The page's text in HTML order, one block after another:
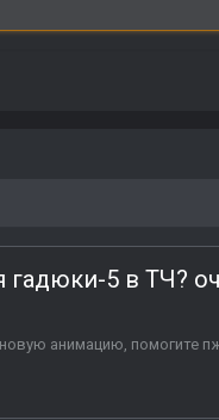
5 в ТЧ?
анимацию, помогите